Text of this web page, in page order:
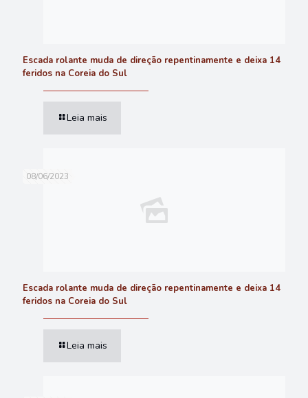
Escada rolante muda de direção repentinamente e deixa 14
feridos na Coreia do Sul
Leia mais
08/06/2023
Escada rolante muda de direção repentinamente e deixa 14
feridos na Coreia do Sul
Leia mais